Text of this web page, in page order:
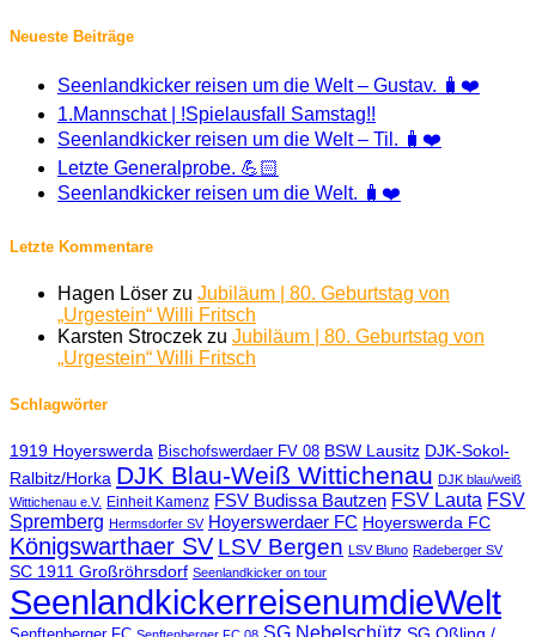
Neueste Beiträge
Seenlandkicker reisen um die Welt – Gustav. 🧳❤️
1.Mannschat | !Spielausfall Samstag!!
Seenlandkicker reisen um die Welt – Til. 🧳❤️
Letzte Generalprobe. 💪🏻
Seenlandkicker reisen um die Welt. 🧳❤️
Letzte Kommentare
Hagen Löser zu Jubiläum | 80. Geburtstag von
„Urgestein“ Willi Fritsch
Karsten Stroczek zu Jubiläum | 80. Geburtstag von
„Urgestein“ Willi Fritsch
Schlagwörter
1919 Hoyerswerda Bischofswerdaer FV 08 BSW Lausitz DJK-Sokol-
Ralbitz/Horka DJK Blau-Weiß Wittichenau DJK blau/weiß
Wittichenau e.V. Einheit Kamenz FSV Budissa Bautzen FSV Lauta FSV
Spremberg Hermsdorfer SV Hoyerswerdaer FC Hoyerswerda FC
Königswarthaer SV LSV Bergen LSV Bluno Radeberger SV
SC 1911 Großröhrsdorf Seenlandkicker on tour
SeenlandkickerreisenumdieWelt
SG Nebelschütz